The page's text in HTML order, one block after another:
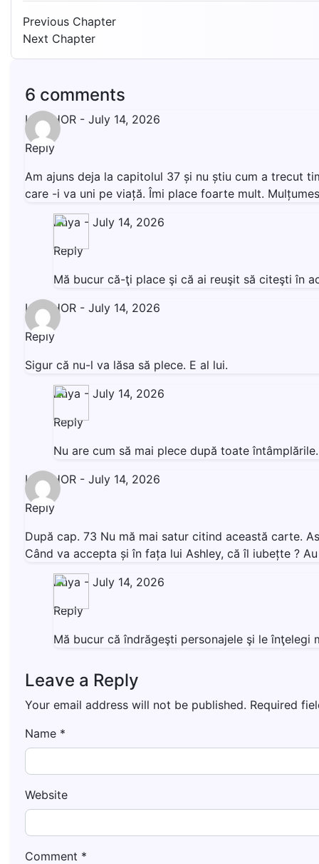
Previous Chapter
Next Chapter
6 comments
LIVISHOR - July 14, 2026
Reply
Am ajuns deja la capitolul 37 și nu știu cum a trecut
care -i va uni pe viață. Îmi place foarte mult.
Anya - July 14, 2026
Reply
Mă bucur că-ţi place şi că ai reuşit să citeşti în
LIVISHOR - July 14, 2026
Reply
Sigur că nu-l va lăsa să plece. E al lui.
Anya - July 14, 2026
Reply
Nu are cum să mai plece după toate
LIVISHOR - July 14, 2026
Reply
După cap. 73 Nu mă mai satur citind această carte.
Când va accepta și în fața lui Ashley, că îl iubețte ?
Anya - July 14, 2026
Reply
Mă bucur că îndrăgeşti personajele şi le
Leave a Reply
Your email address will not be published. Required
Name *
Website
Comment *